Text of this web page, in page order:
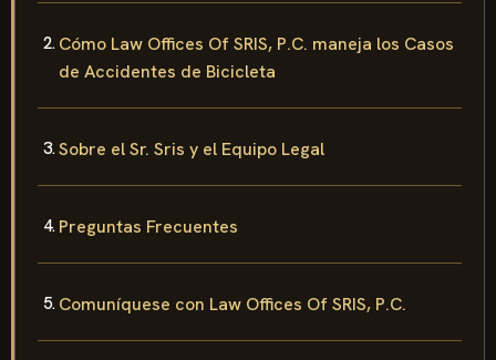
Cómo Law Offices Of SRIS, P.C. maneja los Casos
de Accidentes de Bicicleta
Sobre el Sr. Sris y el Equipo Legal
Preguntas Frecuentes
Comuníquese con Law Offices Of SRIS, P.C.